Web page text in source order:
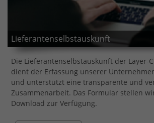
Lieferantenselbstauskunft
Die Lieferantenselbstauskunft der Layer-
dient der Erfassung unserer
und unterstützt eine transparente und
Zusammenarbeit. Das Formular stellen
Download zur Verfügung.